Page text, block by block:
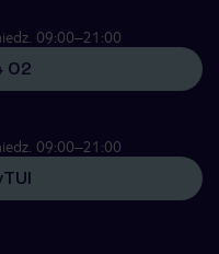
09:00–21:00
02
09:00–21:00